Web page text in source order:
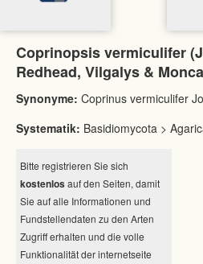
Coprinopsis vermiculifer
Redhead, Vilgalys &
Synonyme: Coprinus vermiculifer
Systematik: Basidiomycota >
Bitte registrieren Sie sich
kostenlos auf den Seiten, damit
Sie auf alle Informationen und
Fundstellendaten zu den Arten
Zugriff erhalten und die volle
Funktionalität der internetseite